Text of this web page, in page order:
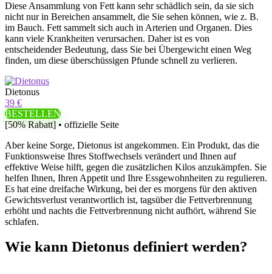
Diese Ansammlung von Fett kann sehr schädlich sein, da sie sich
nicht nur in Bereichen ansammelt, die Sie sehen können, wie z. B.
im Bauch. Fett sammelt sich auch in Arterien und Organen. Dies
kann viele Krankheiten verursachen. Daher ist es von
entscheidender Bedeutung, dass Sie bei Übergewicht einen Weg
finden, um diese überschüssigen Pfunde schnell zu verlieren.
Dietonus
39 €
BESTELLEN
[50% Rabatt] • offizielle Seite
Aber keine Sorge, Dietonus ist angekommen. Ein Produkt, das die
Funktionsweise Ihres Stoffwechsels verändert und Ihnen auf
effektive Weise hilft, gegen die zusätzlichen Kilos anzukämpfen. Sie
helfen Ihnen, Ihren Appetit und Ihre Essgewohnheiten zu regulieren.
Es hat eine dreifache Wirkung, bei der es morgens für den aktiven
Gewichtsverlust verantwortlich ist, tagsüber die Fettverbrennung
erhöht und nachts die Fettverbrennung nicht aufhört, während Sie
schlafen.
Wie kann Dietonus definiert werden?